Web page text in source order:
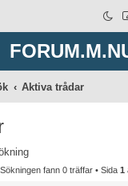
Aktiva trådar
Sökningen fann 0 träffar • Sida 1